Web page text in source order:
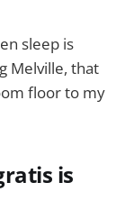
sleep is
Melville, that
floor to my
is